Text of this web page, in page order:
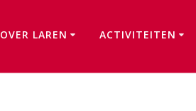
OVER LAREN ACTIVITEITEN